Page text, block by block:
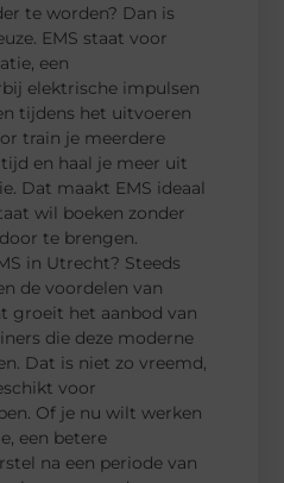
te worden? Dan is
EMS staat voor
een
elektrische impulsen
tijdens het uitvoeren
train je meerdere
en haal je meer uit
Dat maakt EMS ideaal
wil boeken zonder
te brengen.
in Utrecht? Steeds
de voordelen van
groeit het aanbod van
die deze moderne
Dat is niet zo vreemd,
voor
Of je nu wilt werken
een betere
na een periode van